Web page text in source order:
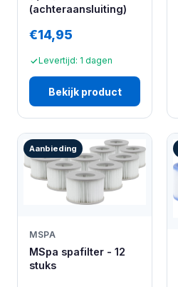
(achteraansluiting)
€14,95
Levertijd: 1 dagen
Bekijk product
Aanbieding
MSPA
MSpa spafilter - 12
stuks